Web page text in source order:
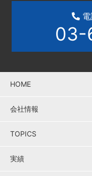
電
03-
HOME
会社情報
TOPICS
実績